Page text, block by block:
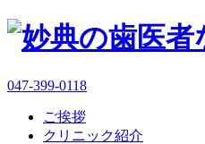
047-399-0118
ご挨拶
クリニック紹介